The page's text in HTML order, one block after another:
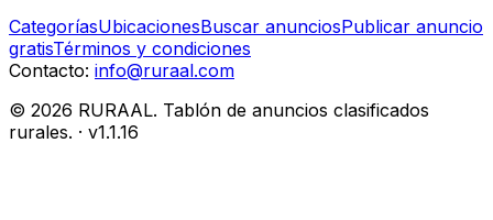
CategoríasUbicacionesBuscar anunciosPublicar anuncio
gratisTérminos y condiciones
Contacto: info@ruraal.com
© 2026 RURAAL. Tablón de anuncios clasificados
rurales. · v1.1.16